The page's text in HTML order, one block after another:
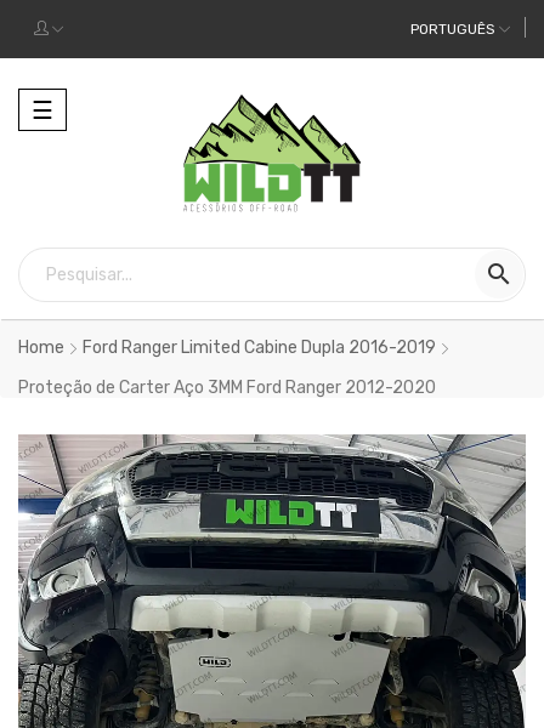
PORTUGUÊS
Alternar
a
☰

Home
Ford Ranger Limited Cabine Dupla 2016-2019
Proteção de Carter Aço 3MM Ford Ranger 2012-2020